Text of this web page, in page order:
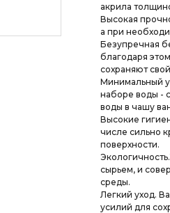
акрила
Высокая
а при
Безупречная
благодаря
сохраняют
Минимальный
наборе воды -
воды в чашу
Высокие
числе сильно
поверхности.
сырьем, и
среды.
Легкий уход.
усилий для